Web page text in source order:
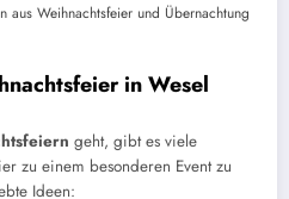
aus Weihnachtsfeier und Übernachtung
in Wesel
geht, gibt es viele
zu einem besonderen Event zu
Ideen: